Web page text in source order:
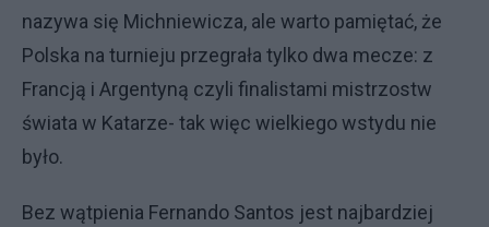
nazywa się Michniewicza, ale warto pamiętać, że
Polska na turnieju przegrała tylko dwa mecze: z
Francją i Argentyną czyli finalistami mistrzostw
świata w Katarze- tak więc wielkiego wstydu nie
było.
Bez wątpienia Fernando Santos jest najbardziej